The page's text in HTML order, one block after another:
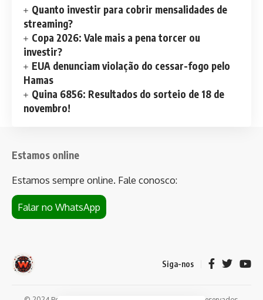
Quanto investir para cobrir mensalidades de
streaming?
Copa 2026: Vale mais a pena torcer ou
investir?
EUA denunciam violação do cessar-fogo pelo
Hamas
Quina 6856: Resultados do sorteio de 18 de
novembro!
Estamos online
Estamos sempre online. Fale conosco:
Falar no WhatsApp
Siga-nos